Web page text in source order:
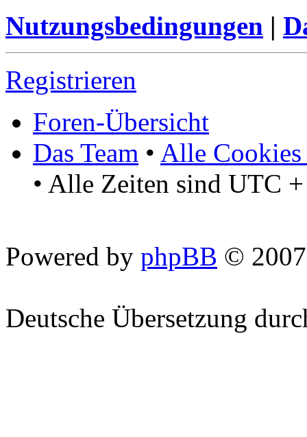
Nutzungsbedingungen |
Registrieren
Foren-Übersicht
Das Team • Alle Cookies
• Alle Zeiten sind UTC
Powered by phpBB ©
Deutsche Übersetzung